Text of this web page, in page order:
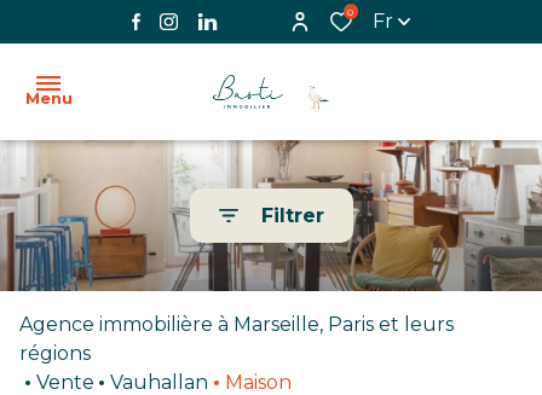
0 Fr
Menu
ACCUEIL
L'AGENCE
LOCATION
Filtrer
Agence immobilière à Marseille, Paris et leurs
régions
Vente
Vauhallan Maison